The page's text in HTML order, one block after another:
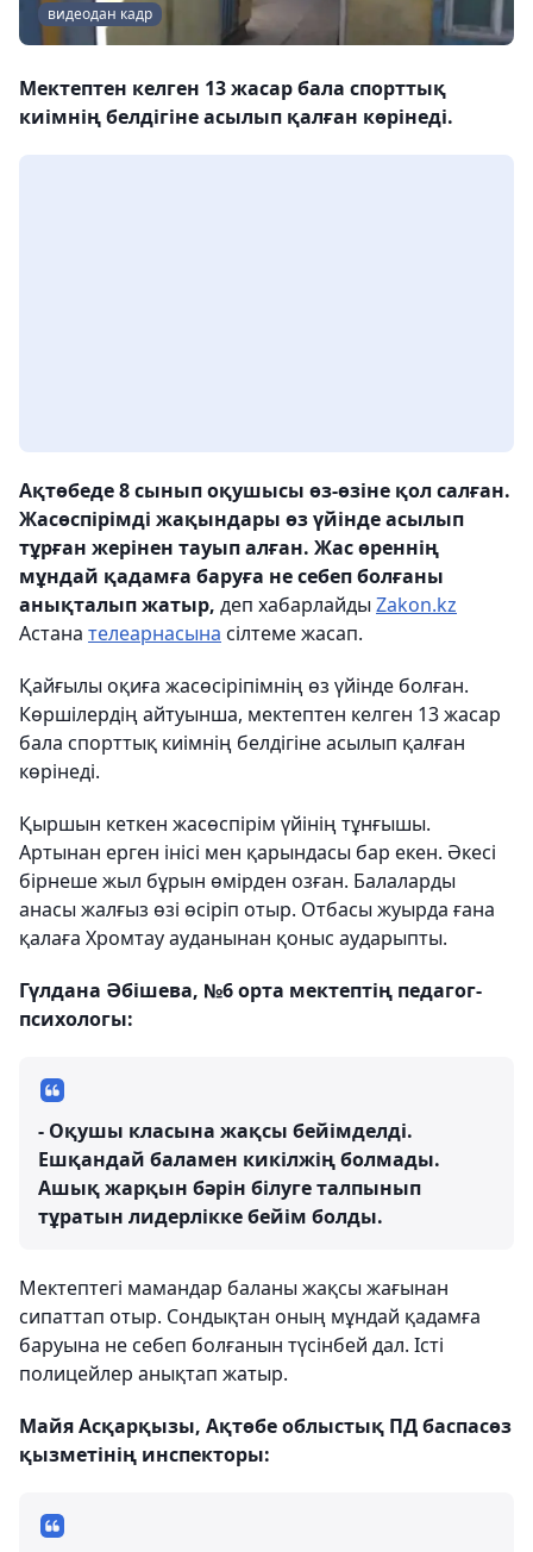
видеодан кадр
Мектептен келген 13 жасар бала спорттық
киімнің белдігіне асылып қалған көрінеді.
Ақтөбеде 8 сынып оқушысы өз-өзіне қол салған.
Жасөспірімді жақындары өз үйінде асылып
тұрған жерінен тауып алған. Жас өреннің
мұндай қадамға баруға не себеп болғаны
анықталып жатыр, деп хабарлайды Zakon.kz
Астана телеарнасына сілтеме жасап.
Қайғылы оқиға жасөсіріпімнің өз үйінде болған.
Көршілердің айтуынша, мектептен келген 13 жасар
бала спорттық киімнің белдігіне асылып қалған
көрінеді.
Қыршын кеткен жасөспірім үйінің тұнғышы.
Артынан ерген інісі мен қарындасы бар екен. Әкесі
бірнеше жыл бұрын өмірден озған. Балаларды
анасы жалғыз өзі өсіріп отыр. Отбасы жуырда ғана
қалаға Хромтау ауданынан қоныс аударыпты.
Гүлдана Әбішева, №6 орта мектептің педагог-
психологы:
- Оқушы класына жақсы бейімделді.
Ешқандай баламен кикілжің болмады.
Ашық жарқын бәрін білуге талпынып
тұратын лидерлікке бейім болды.
Мектептегі мамандар баланы жақсы жағынан
сипаттап отыр. Сондықтан оның мұндай қадамға
баруына не себеп болғанын түсінбей дал. Істі
полицейлер анықтап жатыр.
Майя Асқарқызы, Ақтөбе облыстық ПД баспасөз
қызметінің инспекторы: